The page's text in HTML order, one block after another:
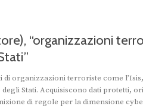
“organizzazioni
di organizzazioni terroriste come
Stati. Acquisiscono dati protetti,
di regole per la dimensione